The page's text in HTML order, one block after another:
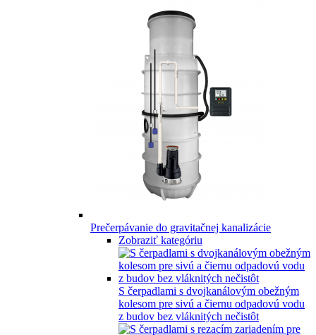
Prečerpávanie do gravitačnej kanalizácie
Zobraziť kategóriu
S čerpadlami s dvojkanálovým obežným
kolesom pre sivú a čiernu odpadovú vodu
z budov bez vláknitých nečistôt